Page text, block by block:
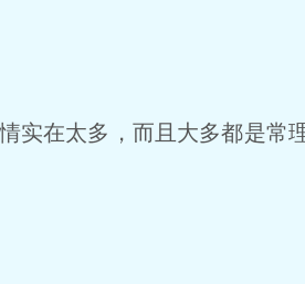
实在太多，而且大多都是常